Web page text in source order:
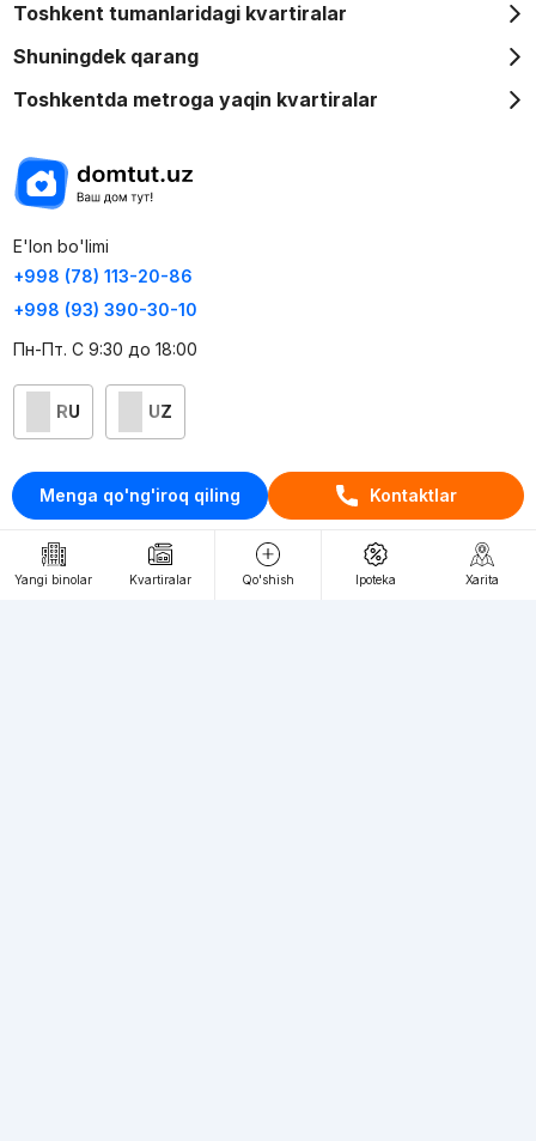
Menga qo'ng'iroq qiling Kontaktlar
Yangi binolar Kvartiralar Qo'shish Ipoteka Xarita
Toshkent tumanlaridagi kvartiralar
Shuningdek qarang
Toshkentda metroga yaqin kvartiralar
E'lon bo'limi
+998 (78) 113-20-86
+998 (93) 390-30-10
Пн-Пт. С 9:30 до 18:00
RU UZ
Kontaktlar
loyiha haqida
Webnow © loyihasi